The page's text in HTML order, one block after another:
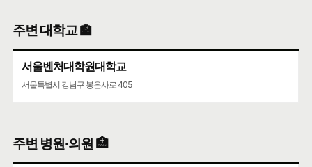
서울특별시 강남구 압구정로61길 36
주변 대학교 🏫
서울벤처대학원대학교
서울특별시 강남구 봉은사로 405
주변 병원·의원 🏥